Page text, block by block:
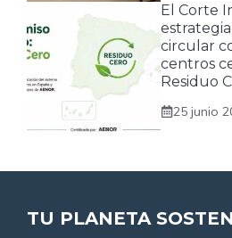
El Corte
circular
centros
Residuo
25 junio
TU PLANETA